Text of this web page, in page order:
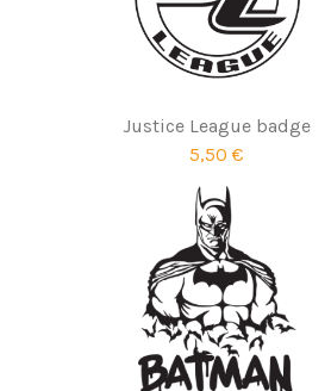
Justice League badge
5,50 €